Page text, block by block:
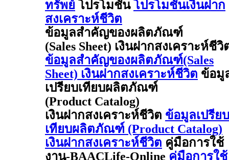
ทรัพย์ โปรโมชัน โปรโมชันเงินฝาก
สงเคราะห์ชีวิต
ข้อมูลสำคัญของผลิตภัณฑ์
(Sales Sheet) เงินฝากสงเคราะห์ชีวิ
ข้อมูลสำคัญของผลิตภัณฑ์(Sales
Sheet) เงินฝากสงเคราะห์ชีวิต ข้อมู
เปรียบเทียบผลิตภัณฑ์
(Product Catalog)
เงินฝากสงเคราะห์ชีวิต ข้อมูลเปรียบ
เทียบผลิตภัณฑ์ (Product Catalog)
เงินฝากสงเคราะห์ชีวิต คู่มือการใช้
งาน-BAACLife-Online คู่มือการใช้